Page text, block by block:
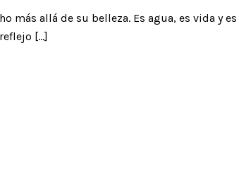
más allá de su belleza. Es agua, es vida y
[…]